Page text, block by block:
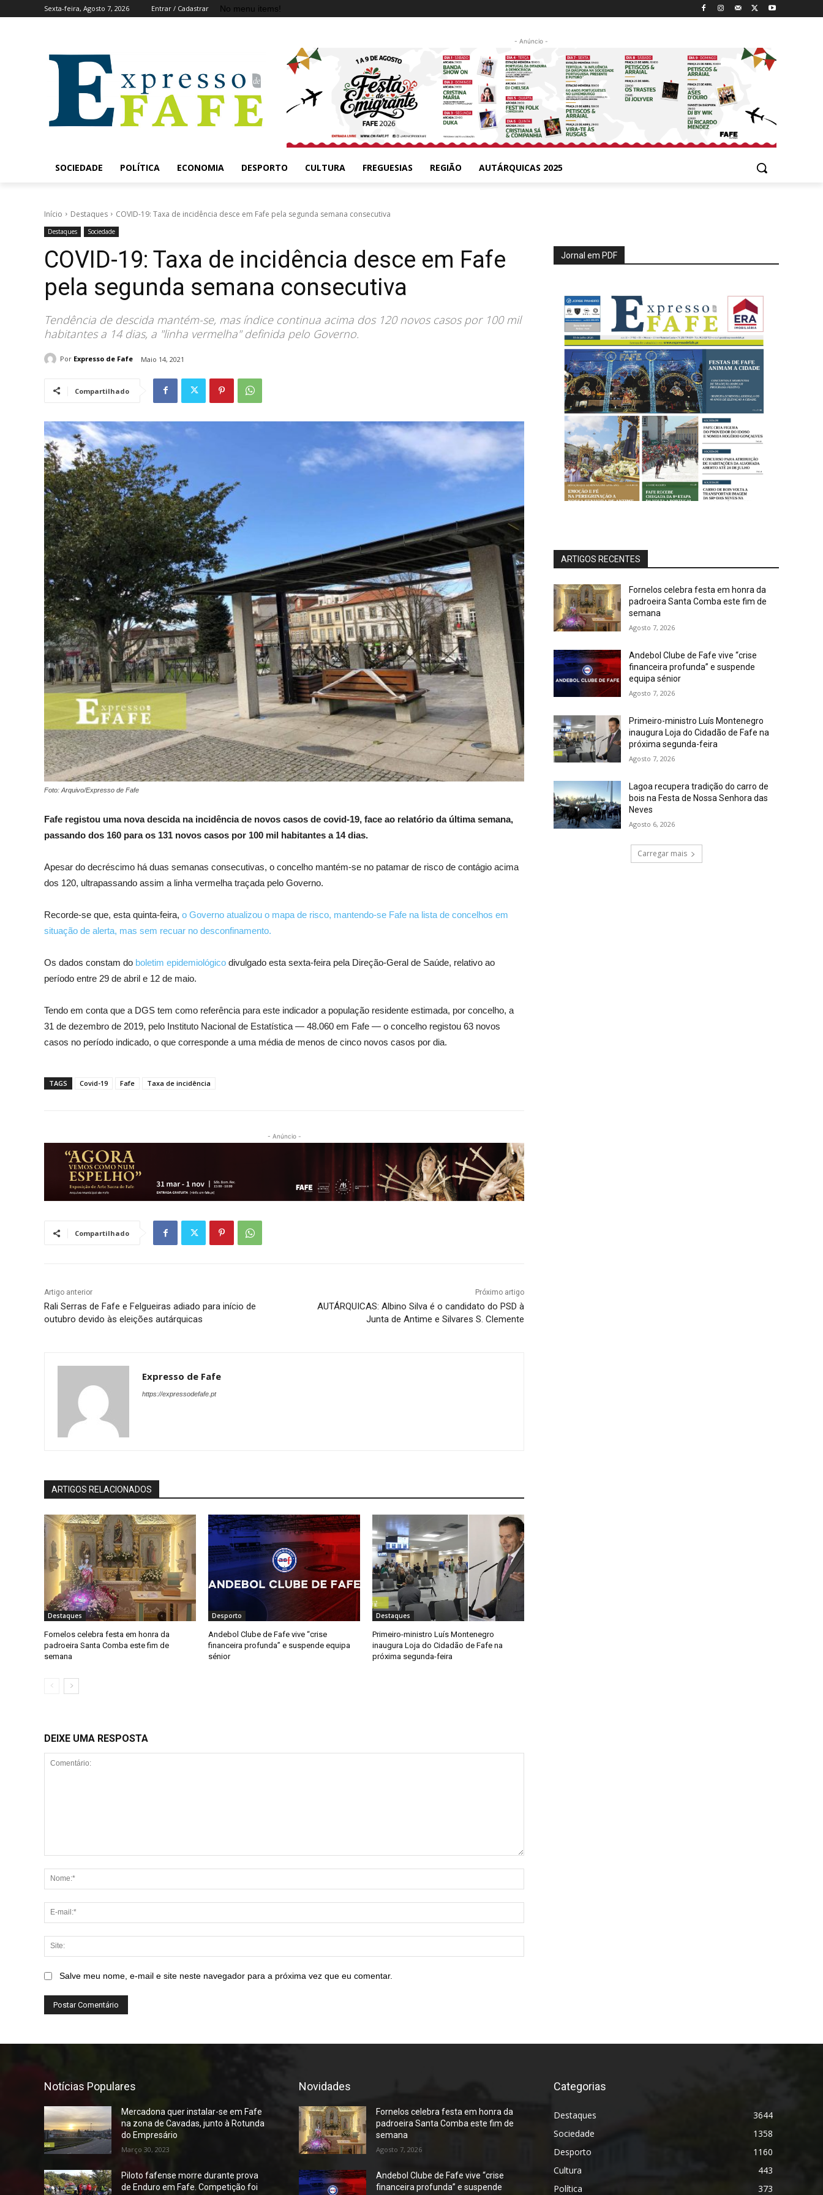
Sexta-feira, Agosto 7, 2026 Entrar / Cadastrar No menu items!
- Anúncio -
SOCIEDADE POLÍTICA ECONOMIA DESPORTO CULTURA FREGUESIAS REGIÃO AUTÁRQUICAS 2025
Início Destaques COVID-19: Taxa de incidência desce em Fafe pela segunda semana consecutiva
Destaques Sociedade
COVID-19: Taxa de incidência desce em Fafe
pela segunda semana consecutiva
Tendência de descida mantém-se, mas índice continua acima dos 120 novos casos por 100 mil
habitantes a 14 dias, a "linha vermelha" definida pelo Governo.
Por Expresso de Fafe Maio 14, 2021
Compartilhado
Foto: Arquivo/Expresso de Fafe
Fafe registou uma nova descida na incidência de novos casos de covid-19, face ao relatório da última semana,
passando dos 160 para os 131 novos casos por 100 mil habitantes a 14 dias.
Apesar do decréscimo há duas semanas consecutivas, o concelho mantém-se no patamar de risco de contágio acima
dos 120, ultrapassando assim a linha vermelha traçada pelo Governo.
Recorde-se que, esta quinta-feira, o Governo atualizou o mapa de risco, mantendo-se Fafe na lista de concelhos em
situação de alerta, mas sem recuar no desconfinamento.
Os dados constam do boletim epidemiológico divulgado esta sexta-feira pela Direção-Geral de Saúde, relativo ao
período entre 29 de abril e 12 de maio.
Tendo em conta que a DGS tem como referência para este indicador a população residente estimada, por concelho, a
31 de dezembro de 2019, pelo Instituto Nacional de Estatística — 48.060 em Fafe — o concelho registou 63 novos
casos no período indicado, o que corresponde a uma média de menos de cinco novos casos por dia.
TAGS Covid-19 Fafe Taxa de incidência
- Anúncio -
Compartilhado
Artigo anterior
Rali Serras de Fafe e Felgueiras adiado para início de
outubro devido às eleições autárquicas
Próximo artigo
AUTÁRQUICAS: Albino Silva é o candidato do PSD à
Junta de Antime e Silvares S. Clemente
Expresso de Fafe
https://expressodefafe.pt
ARTIGOS RELACIONADOS
Destaques
Fornelos celebra festa em honra da
padroeira Santa Comba este fim de
semana
Desporto
Andebol Clube de Fafe vive “crise
financeira profunda” e suspende equipa
sénior
Destaques
Primeiro-ministro Luís Montenegro
inaugura Loja do Cidadão de Fafe na
próxima segunda-feira
DEIXE UMA RESPOSTA
Salve meu nome, e-mail e site neste navegador para a próxima vez que eu comentar.
Jornal em PDF
ARTIGOS RECENTES
Fornelos celebra festa em honra da
padroeira Santa Comba este fim de
semana
Agosto 7, 2026
Andebol Clube de Fafe vive “crise
financeira profunda” e suspende
equipa sénior
Agosto 7, 2026
Primeiro-ministro Luís Montenegro
inaugura Loja do Cidadão de Fafe na
próxima segunda-feira
Agosto 7, 2026
Lagoa recupera tradição do carro de
bois na Festa de Nossa Senhora das
Neves
Agosto 6, 2026
Carregar mais
Notícias Populares
Mercadona quer instalar-se em Fafe
na zona de Cavadas, junto à Rotunda
do Empresário
Março 30, 2023
Piloto fafense morre durante prova
de Enduro em Fafe. Competição foi
Novidades
Fornelos celebra festa em honra da
padroeira Santa Comba este fim de
semana
Agosto 7, 2026
Andebol Clube de Fafe vive “crise
financeira profunda” e suspende
Categorias
Destaques
3644
Sociedade
1358
Desporto
1160
Cultura
443
Política
373